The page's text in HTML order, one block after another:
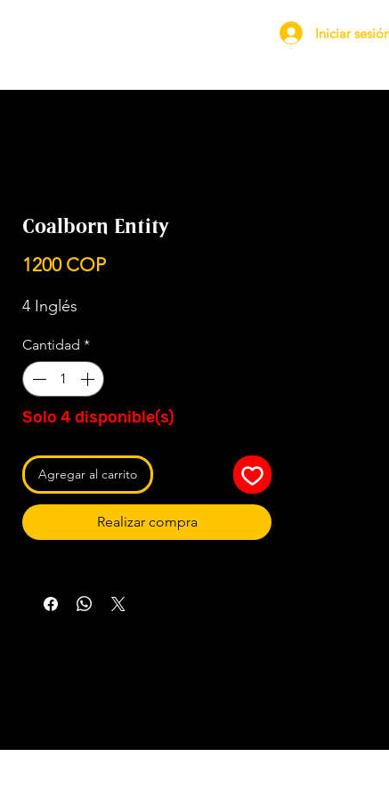
Iniciar
Coalborn Entity
1200 COPPrecio
4 Inglés
Cantidad *
Solo 4 disponible(s)
Agregar al carrito
Realizar compra